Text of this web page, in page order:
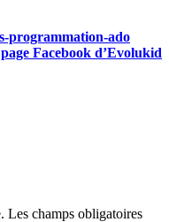
programmation-ado
page Facebook d’Evolukid
Les champs obligatoires